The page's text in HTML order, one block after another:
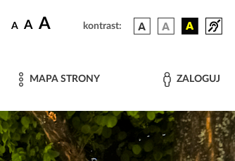
A A A kontrast:
MAPA STRONY ZALOGUJ